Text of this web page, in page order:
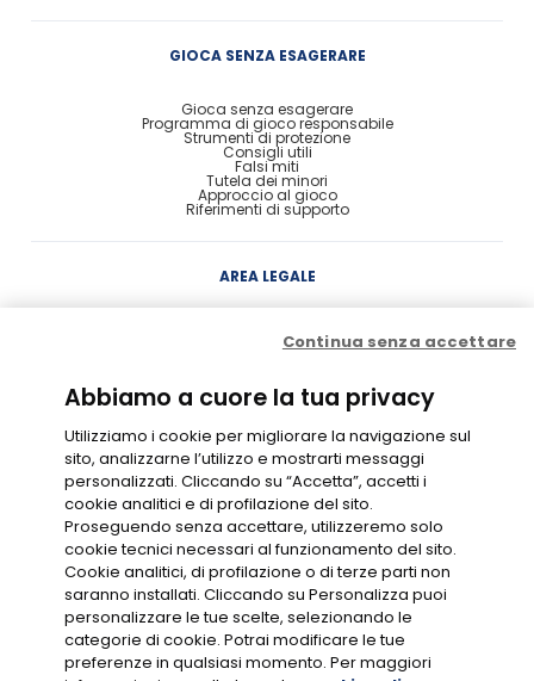
GIOCA SENZA ESAGERARE
Gioca senza esagerare
Programma di gioco responsabile
Strumenti di protezione
Consigli utili
Falsi miti
Tutela dei minori
Approccio al gioco
Riferimenti di supporto
AREA LEGALE
Contratto di Conto Gioco
Privacy
Cookie Policy
Codice di Condotta
Gestione Cookie
GIOCO RESPONSABILE
CONC. N.16049
Abbiamo a cuore la tua privacy
Utilizziamo i cookie per migliorare la navigazione sul
sito, analizzarne l’utilizzo e mostrarti messaggi
personalizzati. Cliccando su “Accetta”, accetti i
cookie analitici e di profilazione del sito.
Proseguendo senza accettare, utilizzeremo solo
cookie tecnici necessari al funzionamento del sito.
Cookie analitici, di profilazione o di terze parti non
saranno installati. Cliccando su Personalizza puoi
personalizzare le tue scelte, selezionando le
categorie di cookie. Potrai modificare le tue
preferenze in qualsiasi momento. Per maggiori
Continua senza accettare